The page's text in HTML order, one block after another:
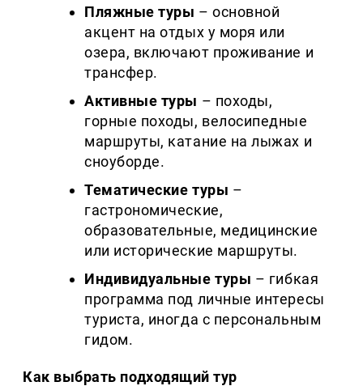
Пляжные туры – основной
акцент на отдых у моря или
озера, включают проживание и
трансфер.
Активные туры – походы,
горные походы, велосипедные
маршруты, катание на лыжах и
сноуборде.
Тематические туры –
гастрономические,
образовательные, медицинские
или исторические маршруты.
Индивидуальные туры – гибкая
программа под личные интересы
туриста, иногда с персональным
гидом.
Как выбрать подходящий тур